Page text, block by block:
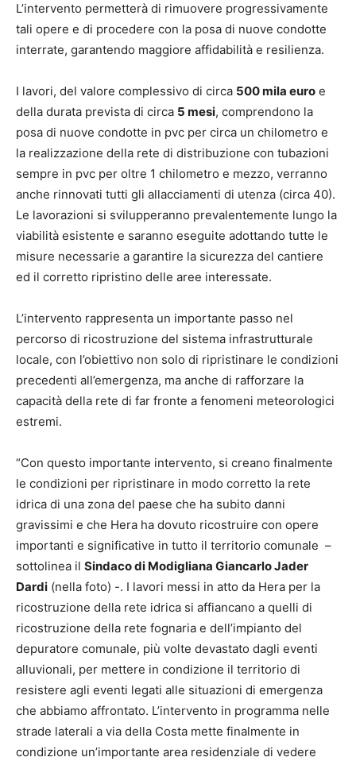
L’intervento permetterà di rimuovere progressivamente
tali opere e di procedere con la posa di nuove condotte
interrate, garantendo maggiore affidabilità e resilienza.
I lavori, del valore complessivo di circa 500 mila euro e
della durata prevista di circa 5 mesi, comprendono la
posa di nuove condotte in pvc per circa un chilometro e
la realizzazione della rete di distribuzione con tubazioni
sempre in pvc per oltre 1 chilometro e mezzo, verranno
anche rinnovati tutti gli allacciamenti di utenza (circa 40).
Le lavorazioni si svilupperanno prevalentemente lungo la
viabilità esistente e saranno eseguite adottando tutte le
misure necessarie a garantire la sicurezza del cantiere
ed il corretto ripristino delle aree interessate.
L’intervento rappresenta un importante passo nel
percorso di ricostruzione del sistema infrastrutturale
locale, con l’obiettivo non solo di ripristinare le condizioni
precedenti all’emergenza, ma anche di rafforzare la
capacità della rete di far fronte a fenomeni meteorologici
estremi.
“Con questo importante intervento, si creano finalmente
le condizioni per ripristinare in modo corretto la rete
idrica di una zona del paese che ha subito danni
gravissimi e che Hera ha dovuto ricostruire con opere
importanti e significative in tutto il territorio comunale –
sottolinea il Sindaco di Modigliana Giancarlo Jader
Dardi (nella foto) -. I lavori messi in atto da Hera per la
ricostruzione della rete idrica si affiancano a quelli di
ricostruzione della rete fognaria e dell’impianto del
depuratore comunale, più volte devastato dagli eventi
alluvionali, per mettere in condizione il territorio di
resistere agli eventi legati alle situazioni di emergenza
che abbiamo affrontato. L’intervento in programma nelle
strade laterali a via della Costa mette finalmente in
condizione un’importante area residenziale di vedere